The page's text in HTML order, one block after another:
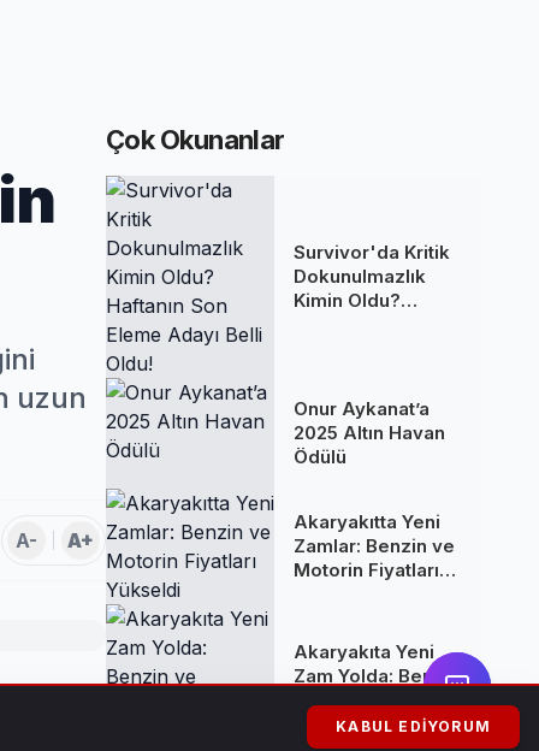
uzun
A- A+
Çok Okunanlar
Survivor'da Kritik
Dokunulmazlık
Kimin Oldu?
Onur Aykanat’a
2025 Altın Havan
Ödülü
Akaryakıtta Yeni
Zamlar: Benzin ve
Motorin Fiyatları
Akaryakıta Yeni
Zam Yolda: Benzin
Yüksek Artış
KABUL EDIYORUM